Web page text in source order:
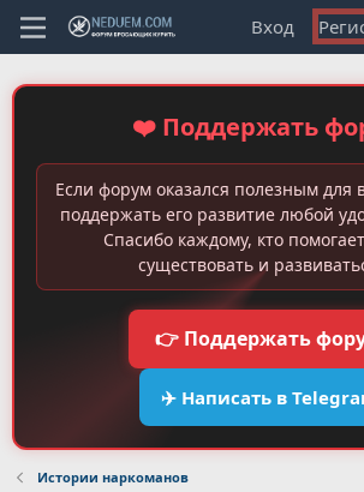
Вход
❤️ Поддержать
Если форум оказался полезным для
поддержать его развитие любой
Спасибо каждому, кто
существовать и
👉 Поддержать
✈️ Написать в
Истории наркоманов